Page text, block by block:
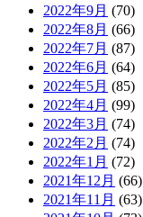
2022年9月 (70)
2022年8月 (66)
2022年7月 (87)
2022年6月 (64)
2022年5月 (85)
2022年4月 (99)
2022年3月 (74)
2022年2月 (74)
2022年1月 (72)
2021年12月 (66)
2021年11月 (63)